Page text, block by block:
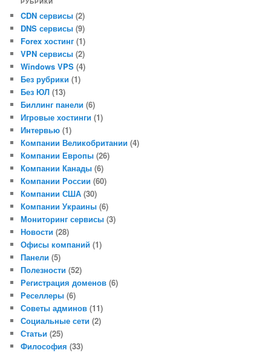
CDN сервисы (2)
DNS сервисы (9)
Forex хостинг (1)
VPN сервисы (2)
Windows VPS (4)
Без рубрики (1)
Без ЮЛ (13)
Биллинг панели (6)
Игровые хостинги (1)
Интервью (1)
Компании Великобритании (4)
Компании Европы (26)
Компании Канады (6)
Компании России (60)
Компании США (30)
Компании Украины (6)
Мониторинг сервисы (3)
Новости (28)
Офисы компаний (1)
Панели (5)
Полезности (52)
Регистрация доменов (6)
Реселлеры (6)
Советы админов (11)
Социальные сети (2)
Статьи (25)
Философия (33)